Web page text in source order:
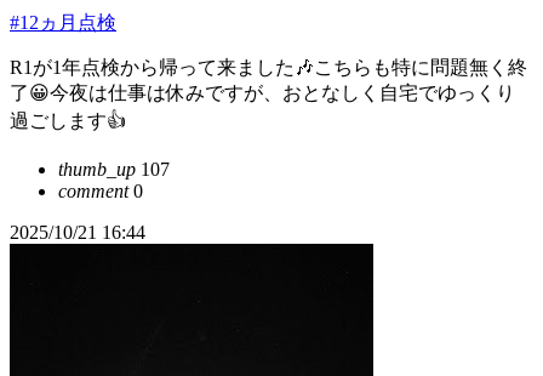
#12ヵ月点検
R1が1年点検から帰って来ました🎶こちらも特に問題無く終
了😀今夜は仕事は休みですが、おとなしく自宅でゆっくり
過ごします👍
thumb_up 107
comment0
2025/10/21 16:44